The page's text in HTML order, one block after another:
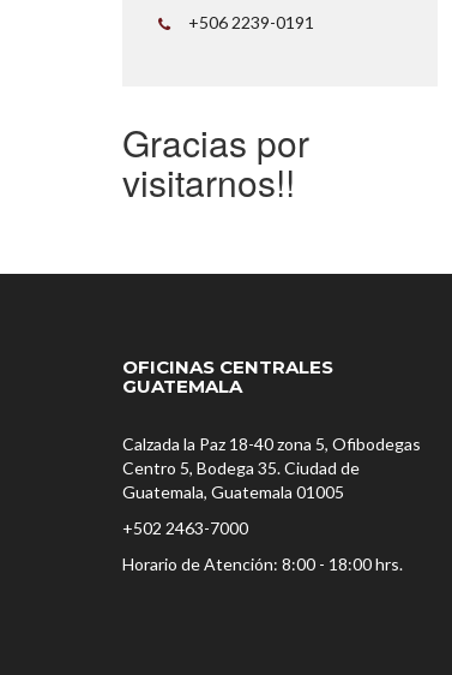
+506 2239-0191
Gracias por
visitarnos!!
OFICINAS CENTRALES
GUATEMALA
Calzada la Paz 18-40 zona 5, Ofibodegas
Centro 5, Bodega 35. Ciudad de
Guatemala, Guatemala 01005
+502 2463-7000
Horario de Atención: 8:00 - 18:00 hrs.